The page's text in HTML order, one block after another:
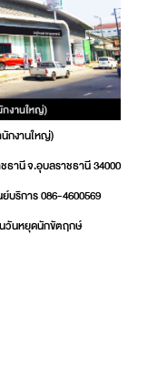
กงานใหญ่)
ธานี จ.อุบลราชธานี 34000
บริการ 086-4600569
นวันหยุดนักขัตฤกษ์